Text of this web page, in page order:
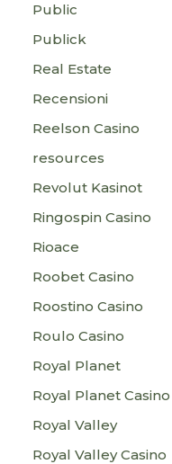
Public
Publick
Real Estate
Recensioni
Reelson Casino
resources
Revolut Kasinot
Ringospin Casino
Rioace
Roobet Casino
Roostino Casino
Roulo Casino
Royal Planet
Royal Planet Casino
Royal Valley
Royal Valley Casino